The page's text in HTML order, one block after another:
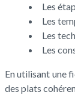
Les
Les
Les
Les
En utilisant une
des plats